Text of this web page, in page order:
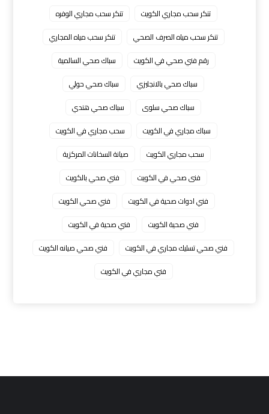
تنكر سحب مجاري الكويت
تنكر سحب مجاري الوفره
تنكر سحب مياه الصرف الصحي
تنكر سحب مياه المجاري
رقم فني صحي في الكويت
سباك صحي السالمية
سباك صحي بالانجليزي
سباك صحي حولي
سباك صحي سلوى
سباك صحي هندي
سباك مجاري في الكويت
سحب مجاري في الكويت
سحب مجاري الكويت
صيانة السخانات المركزية
فنى صحي في الكويت
فني صحي بالكويت
فني ادوات صحية في الكويت
فني صحي الكويت
فني صحية الكويت
فني صحية في الكويت
فني صحي تسليك مجاري في الكويت
فني صحي صيانه الكويت
فني مجاري في الكويت